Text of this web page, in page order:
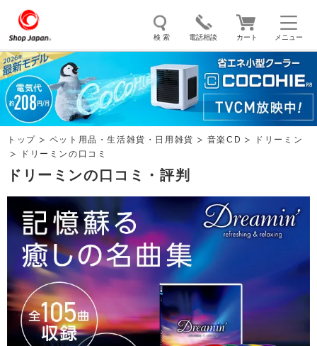
メニュー
検 索 電話相談 カート
トゥルースリーパー ソイリッチ ここひえ 枕
掃除機 クッキングプロ マイキュット
エアコン オーラルスマイル
トップ ペット用品・生活雑貨・日用雑貨 音楽CD
ドリーミン
ドリーミンの口コミ
ドリーミンの口コミ・評判